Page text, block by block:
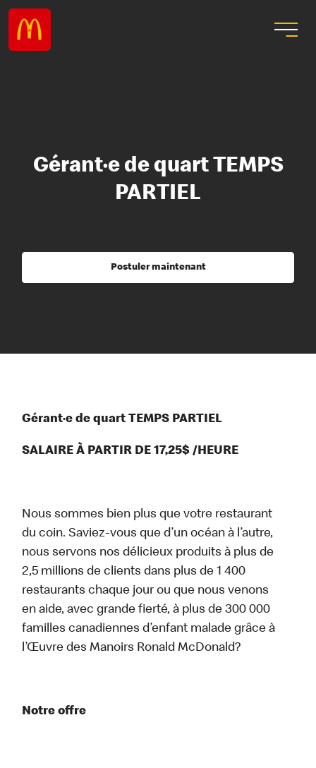
Gérant·e de quart TEMPS
PARTIEL
Postuler maintenant
Gérant·e de quart TEMPS PARTIEL
SALAIRE À PARTIR DE 17,25$ /HEURE
Nous sommes bien plus que votre restaurant
du coin. Saviez-vous que d’un océan à l’autre,
nous servons nos délicieux produits à plus de
2,5 millions de clients dans plus de 1 400
restaurants chaque jour ou que nous venons
en aide, avec grande fierté, à plus de 300 000
familles canadiennes d’enfant malade grâce à
l’Œuvre des Manoirs Ronald McDonald?
Notre offre